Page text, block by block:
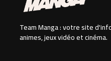
Team Manga : votre site
animes, jeux vidéo et cinéma.